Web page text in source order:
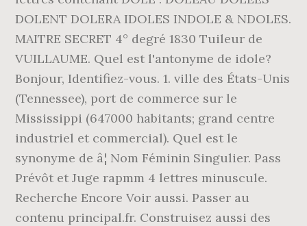
DOLENT DOLERA IDOLES INDOLE & NDOLES.
MAITRE SECRET 4° degré 1830 Tuileur de
VUILLAUME. Quel est l'antonyme de idole?
Bonjour, Identifiez-vous. 1. ville des États-Unis
(Tennessee), port de commerce sur le
Mississippi (647000 habitants; grand centre
industriel et commercial). Quel est le
synonyme de â¦ Nom Féminin Singulier. Pass
Prévôt et Juge rapmm 4 lettres minuscule.
Recherche Encore Voir aussi. Passer au
contenu principal.fr. Construisez aussi des